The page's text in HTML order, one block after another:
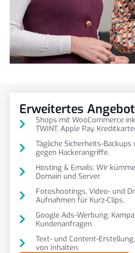
Erweitertes Angebot
Shops mit WooCommerce
TWINT, Apple Pay,
Tägliche Sicherheits-
gegen Hackerangriffe.
Hosting & Emails: Wir
Domain und Server.
Fotoshootings, Video- und
Aufnahmen für Kurz-Clips.
Google Ads-Werbung:
Kundenanfragen.
Text- und Content-
von Inhalten.